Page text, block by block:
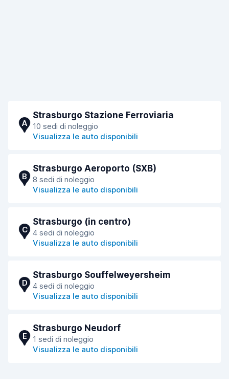
A
Strasburgo Stazione Ferroviaria
10 sedi di noleggio
Visualizza le auto disponibili
B
Strasburgo Aeroporto (SXB)
8 sedi di noleggio
Visualizza le auto disponibili
C
Strasburgo (in centro)
4 sedi di noleggio
Visualizza le auto disponibili
D
Strasburgo Souffelweyersheim
4 sedi di noleggio
Visualizza le auto disponibili
E
Strasburgo Neudorf
1 sedi di noleggio
Visualizza le auto disponibili